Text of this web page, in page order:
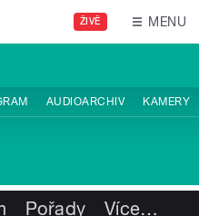
ŽIVĚ MENU
AUDIOARCHIV KAMERY
Pořady Více…